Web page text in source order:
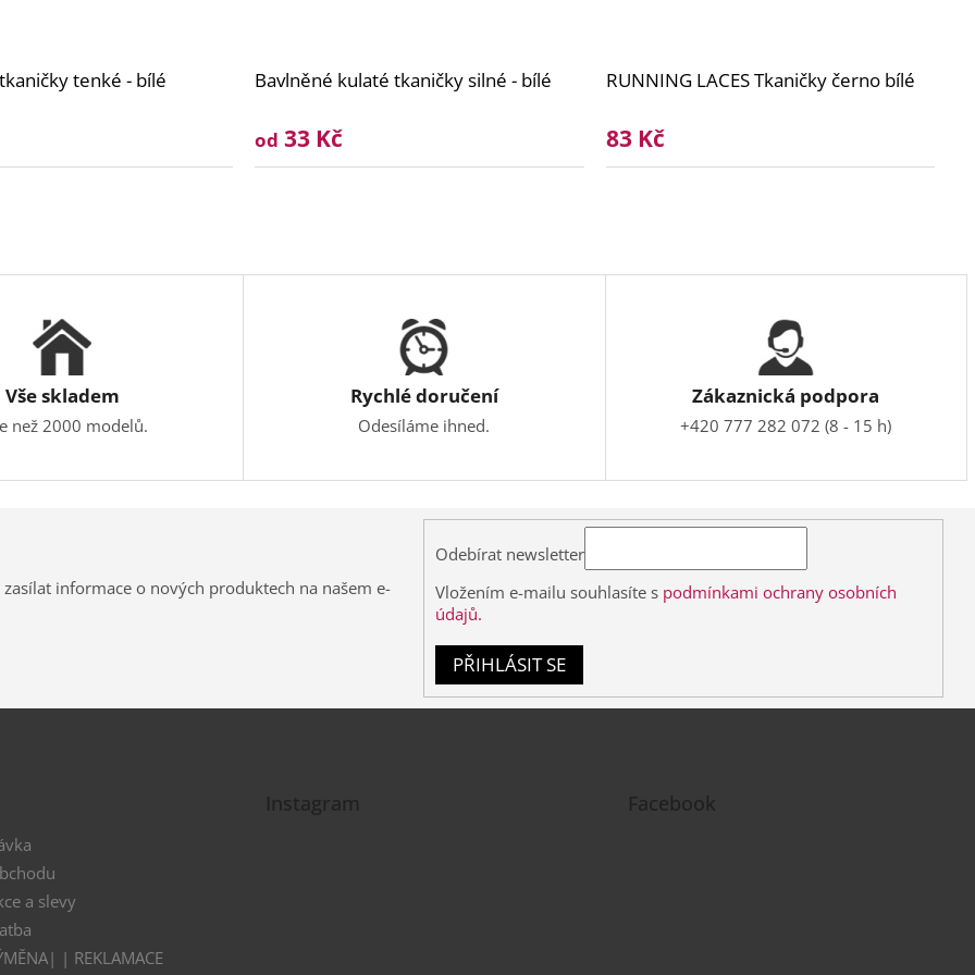
tenké - bílé Bavlněné kulaté tkaničky silné - bílé
od 33 Kč
RUNNING LACES Tkaničky černo bílé
83 Kč
Vše skladem
než 2000 modelů.
Rychlé doručení
Odesíláme ihned.
Zákaznická podpora
+420 777 282 072 (8 - 15 h)
informace o nových produktech na našem e-
Odebírat newsletter
Vložením e-mailu souhlasíte s podmínkami ochrany osobních
údajů.
PŘIHLÁSIT SE
a slevy
| REKLAMACE
Instagram Facebook